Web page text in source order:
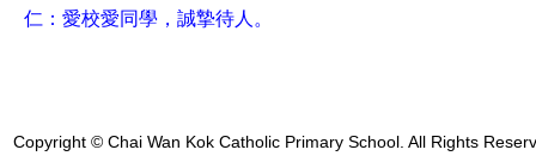
仁：愛校愛同學，誠摯待人。
Copyright © Chai Wan Kok Catholic Primary School. All Rights